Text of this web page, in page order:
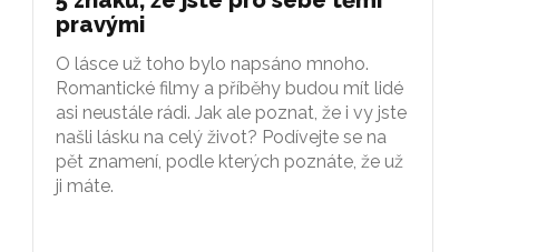
pravými
O lásce už toho bylo napsáno mnoho.
Romantické filmy a příběhy budou mít lidé
asi neustále rádi. Jak ale poznat, že i vy jste
našli lásku na celý život? Podívejte se na
pět znamení, podle kterých poznáte, že už
ji máte.